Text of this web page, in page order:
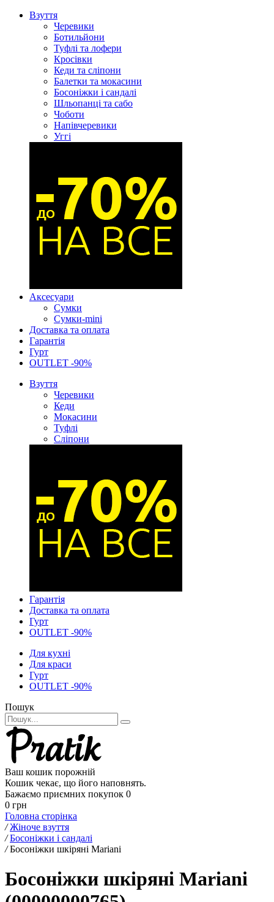
Взуття
Черевики
Ботильйони
Туфлі та лофери
Кросівки
Кеди та сліпони
Балетки та мокасини
Босоніжки і сандалі
Шльопанці та сабо
Чоботи
Напівчеревики
Уггі
Аксесуари
Сумки
Сумки-mini
Доставка та оплата
Гарантія
Гурт
OUTLET -90%
Взуття
Черевики
Кеди
Мокасини
Туфлі
Сліпони
Гарантія
Доставка та оплата
Гурт
OUTLET -90%
Для кухні
Для краси
Гурт
OUTLET -90%
Пошук
Ваш кошик порожній
Кошик чекає, що його наповнять.
Бажаємо приємних покупок 0
0 грн
Головна сторінка
/ Жіноче взуття
/ Босоніжки і сандалі
/ Босоніжки шкіряні Mariani
Босоніжки шкіряні Mariani